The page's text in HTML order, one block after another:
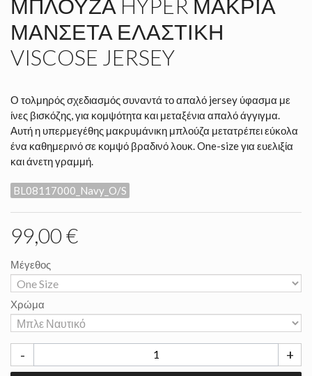
ΜΑΝΣΈΤΑ ΕΛΑΣΤΙΚΉ
VISCOSE JERSEY
Ο τολμηρός σχεδιασμός συναντά το απαλό jersey ύφασμα με
ίνες βισκόζης, για κομψότητα και μεταξένια απαλό άγγιγμα.
Αυτή η υπερμεγέθης μακρυμάνικη μπλούζα μετατρέπει εύκολα
ένα καθημερινό σε κομψό βραδινό λουκ. One-size για ευελιξία
και άνετη γραμμή.
BL08117000_Navy_O/S
99,00 €
Μέγεθος
Χρώμα
- +